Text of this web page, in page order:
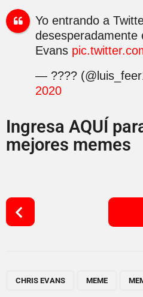
Yo entrando a
desesperadamente
Evans
— ????
2020
Ingresa AQUÍ
mejores memes
P
o
CHRIS EVANS MEME